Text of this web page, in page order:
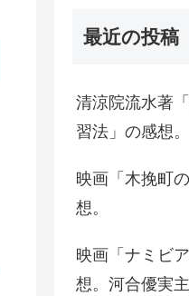
最近の投稿
清涼院流水著
習法」の感想。
映画「木挽町
想。
映画「ナミビ
想。河合優実主